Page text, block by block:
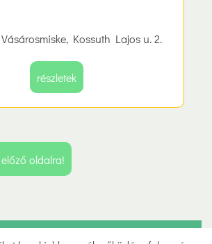
Kossuth Lajos u. 2.
részletek
oldalra!